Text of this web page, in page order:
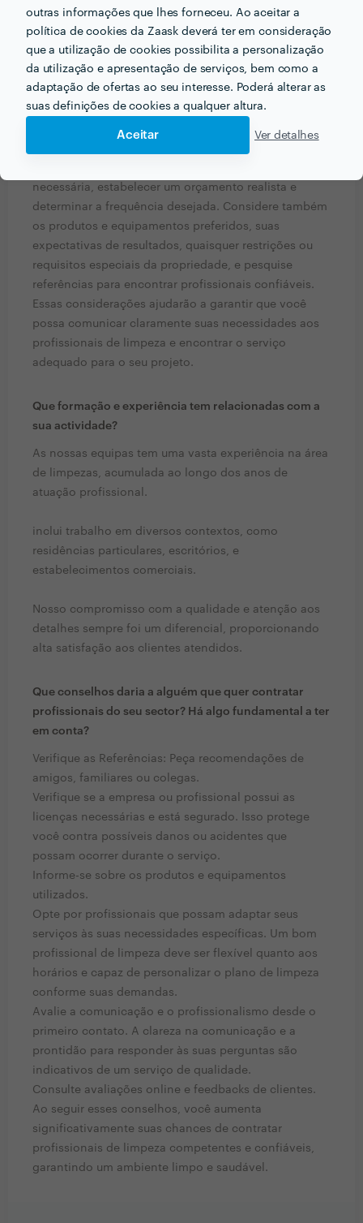
outras informações que lhes forneceu. Ao aceitar a
política de cookies da Zaask deverá ter em consideração
que a utilização de cookies possibilita a personalização
da utilização e apresentação de serviços, bem como a
adaptação de ofertas ao seu interesse. Poderá alterar as
suas definições de cookies a qualquer altura.
Aceitar Ver detalhes
PERGUNTAS E RESPOSTAS
Em que informações deve um ou uma cliente pensar
acerca do projecto que quer realizar antes de falar
necessária, estabelecer um orçamento realista e
determinar a frequência desejada. Considere também
os produtos e equipamentos preferidos, suas
expectativas de resultados, quaisquer restrições ou
requisitos especiais da propriedade, e pesquise
referências para encontrar profissionais confiáveis.
Essas considerações ajudarão a garantir que você
possa comunicar claramente suas necessidades aos
profissionais de limpeza e encontrar o serviço
adequado para o seu projeto.
Que formação e experiência tem relacionadas com a
sua actividade?
As nossas equipas tem uma vasta experiência na área
de limpezas, acumulada ao longo dos anos de
atuação profissional.
inclui trabalho em diversos contextos, como
residências particulares, escritórios, e
estabelecimentos comerciais.
Nosso compromisso com a qualidade e atenção aos
detalhes sempre foi um diferencial, proporcionando
alta satisfação aos clientes atendidos.
Que conselhos daria a alguém que quer contratar
profissionais do seu sector? Há algo fundamental a ter
em conta?
Verifique as Referências: Peça recomendações de
amigos, familiares ou colegas.
Verifique se a empresa ou profissional possui as
licenças necessárias e está segurado. Isso protege
você contra possíveis danos ou acidentes que
possam ocorrer durante o serviço.
Informe-se sobre os produtos e equipamentos
utilizados.
Opte por profissionais que possam adaptar seus
serviços às suas necessidades específicas. Um bom
profissional de limpeza deve ser flexível quanto aos
horários e capaz de personalizar o plano de limpeza
conforme suas demandas.
Avalie a comunicação e o profissionalismo desde o
primeiro contato. A clareza na comunicação e a
prontidão para responder às suas perguntas são
indicativos de um serviço de qualidade.
Consulte avaliações online e feedbacks de clientes.
Ao seguir esses conselhos, você aumenta
significativamente suas chances de contratar
profissionais de limpeza competentes e confiáveis,
garantindo um ambiente limpo e saudável.